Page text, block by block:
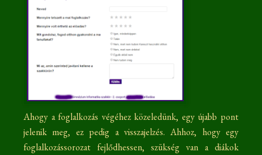
Ahogy a foglalkozás végéhez közeledünk, egy újabb pont
jelenik meg, ez pedig a visszajelzés. Ahhoz, hogy egy
foglalkozássorozat fejlődhessen, szükség van a diákok